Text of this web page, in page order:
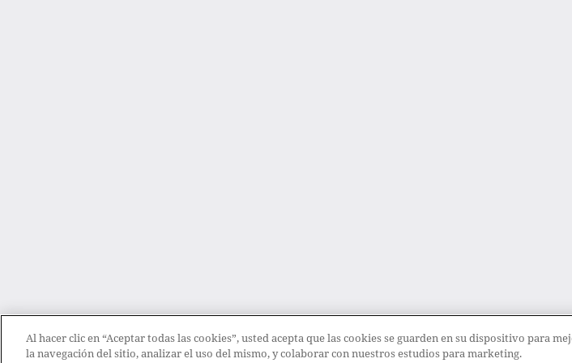
Al hacer clic en “Aceptar todas las cookies”, usted acepta que las cookies se guarden en su dispositivo para
la navegación del sitio, analizar el uso del mismo, y colaborar con nuestros estudios para marketing.